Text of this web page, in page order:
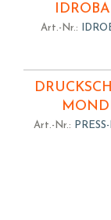
Art.-Nr.:
Art.-Nr.: